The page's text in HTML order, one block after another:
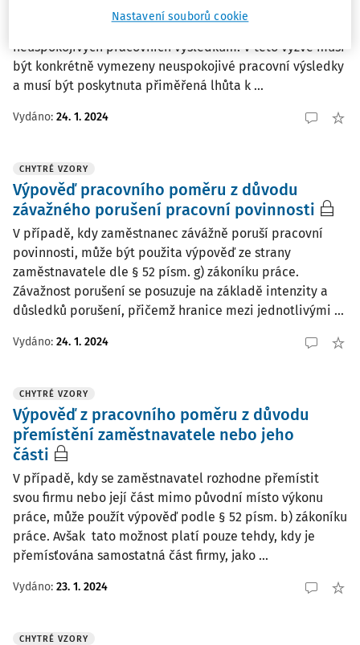
Podmínkou pro výpověď kvůli neuspokojivým pracovním
výsledkům je písemná výzva zaměstnanci k odstranění
neuspokojivých pracovních výsledkům. V této výzvě musí
být konkrétně vymezeny neuspokojivé pracovní výsledky
a musí být poskytnuta přiměřená lhůta k ...
Vydáno: 24. 1. 2024
CHYTRÉ VZORY
Výpověď pracovního poměru z důvodu
závažného porušení pracovní povinnosti
V případě, kdy zaměstnanec závážně poruší pracovní
povinnosti, může být použita výpověď ze strany
zaměstnavatele dle § 52 písm. g) zákoníku práce.
Závažnost porušení se posuzuje na základě intenzity a
důsledků porušení, přičemž hranice mezi jednotlivými ...
Vydáno: 24. 1. 2024
CHYTRÉ VZORY
Výpověď z pracovního poměru z důvodu
přemístění zaměstnavatele nebo jeho
části
V případě, kdy se zaměstnavatel rozhodne přemístit
svou firmu nebo její část mimo původní místo výkonu
práce, může použít výpověď podle § 52 písm. b) zákoníku
práce. Avšak tato možnost platí pouze tehdy, kdy je
přemísťována samostatná část firmy, jako ...
Vydáno: 23. 1. 2024
CHYTRÉ VZORY
Nastavení souborů cookie